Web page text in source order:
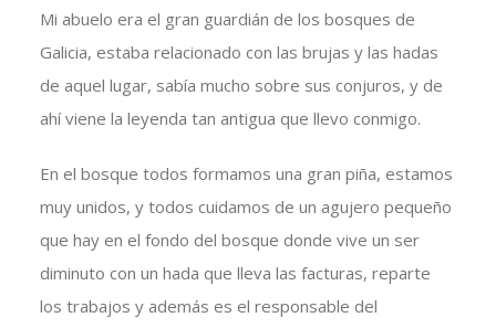
Mi abuelo era el gran guardián de los bosques de
Galicia, estaba relacionado con las brujas y las hadas
de aquel lugar, sabía mucho sobre sus conjuros, y de
ahí viene la leyenda tan antigua que llevo conmigo.
En el bosque todos formamos una gran piña, estamos
muy unidos, y todos cuidamos de un agujero pequeño
que hay en el fondo del bosque donde vive un ser
diminuto con un hada que lleva las facturas, reparte
los trabajos y además es el responsable del